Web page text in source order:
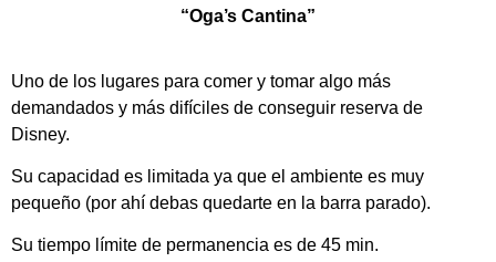
“Oga’s Cantina”
Uno de los lugares para comer y tomar algo más
demandados y más difíciles de conseguir reserva de
Disney.
Su capacidad es limitada ya que el ambiente es muy
pequeño (por ahí debas quedarte en la barra parado).
Su tiempo límite de permanencia es de 45 min.